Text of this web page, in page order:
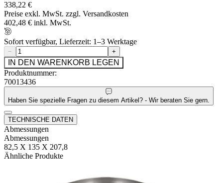
338,22 €
Preise exkl. MwSt. zzgl. Versandkosten
402,48 € inkl. MwSt.
Sofort verfügbar, Lieferzeit: 1–3 Werktage
− +
IN DEN WARENKORB LEGEN
Produktnummer:
70013436
Haben Sie spezielle Fragen zu diesem Artikel? - Wir beraten Sie gern.
TECHNISCHE DATEN
Abmessungen
Abmessungen
82,5 X 135 X 207,8
Ähnliche Produkte